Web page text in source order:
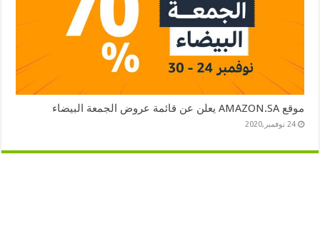
موقع AMAZON.SA يعلن عن قائمة عروض الجمعة البيضاء
24 نوفمبر,2020